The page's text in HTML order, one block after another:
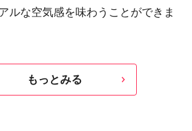
ルな空気感を味わうことができま
もっとみる